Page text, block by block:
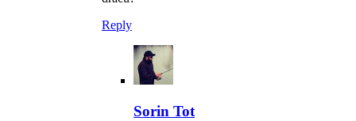
Reply
Sorin Tot